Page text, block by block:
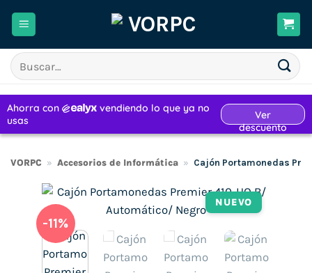
Buscar
por:
VORPC » Accesorios de Informática » Cajón Portamonedas
NUEVO
-11%